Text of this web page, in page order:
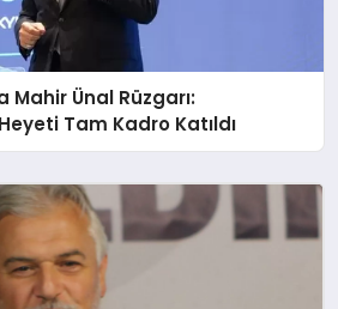
Mahir Ünal Rüzgarı:
Tam Kadro Katıldı